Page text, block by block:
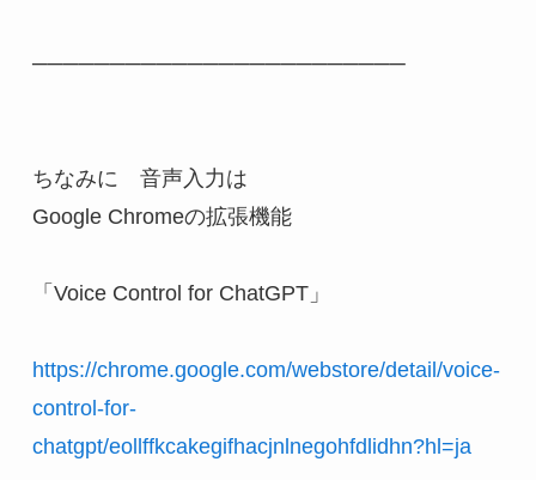
────────────────────────
ちなみに　音声入力は
Google Chromeの拡張機能
「Voice Control for ChatGPT」
https://chrome.google.com/webstore/detail/voice-
control-for-
chatgpt/eollffkcakegifhacjnlnegohfdlidhn?hl=ja